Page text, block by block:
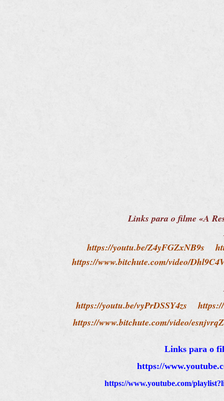
Links para o filme «A
https://youtu.be/Z4yFGZxNB9s
https://www.bitchute.com/video/
https://youtu.be/vyPrDSSY4zs
https://www.bitchute.com/video/
Links para o
https://
https://www.youtube.com/